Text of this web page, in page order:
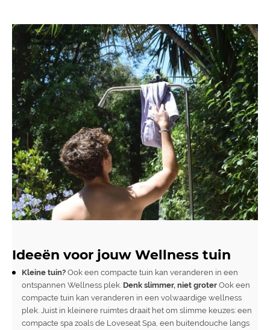
Ideeën voor jouw Wellness tuin
Kleine tuin? Ook een compacte tuin kan veranderen in een
ontspannen Wellness plek. Denk slimmer, niet groter Ook een
compacte tuin kan veranderen in een volwaardige wellness
plek. Juist in kleinere ruimtes draait het om slimme keuzes: een
compacte spa zoals de Loveseat Spa, een buitendouche langs